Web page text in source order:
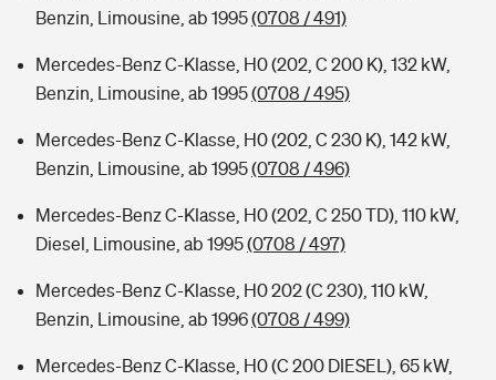
Benzin, Limousine, ab 1995(0708 / 491)
Mercedes-Benz C-Klasse, H0 (202, C 200 K), 132 kW,
Benzin, Limousine, ab 1995(0708 / 495)
Mercedes-Benz C-Klasse, H0 (202, C 230 K), 142 kW,
Benzin, Limousine, ab 1995(0708 / 496)
Mercedes-Benz C-Klasse, H0 (202, C 250 TD), 110 kW,
Diesel, Limousine, ab 1995(0708 / 497)
Mercedes-Benz C-Klasse, H0 202 (C 230), 110 kW,
Benzin, Limousine, ab 1996(0708 / 499)
Mercedes-Benz C-Klasse, H0 (C 200 DIESEL), 65 kW,